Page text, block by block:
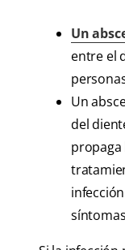
Un
entre el
Un
del
propaga